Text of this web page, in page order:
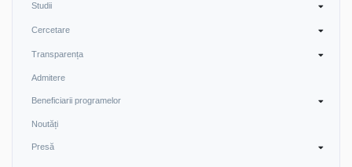
Studii
Cercetare
Transparența
Admitere
Beneficiarii programelor
Noutăți
Presă